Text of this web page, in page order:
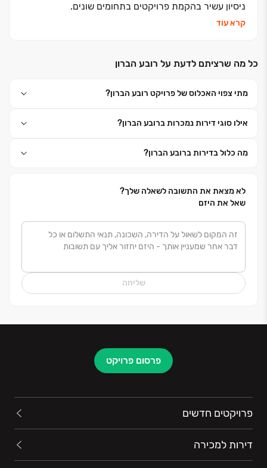
פרויקטים גדולים למגורים. הקו הייחודי, העיצוב המוקפד,
ניסיון עשיר בהקמת פרויקטים בתחומים שונים.
- מגורים והתחדשות עירונית
- מלונאות ובתי אבות
- מסחר משרדים ותעשייה
הקבוצה פעילה בפריסה ארצית והיא מתכננת ובונה אלפי
יחידות דיור. מוניטין הקבוצה נבנה לאורך שנים על ערכי
ללקוחותינו סטנדרט בנייה מתקדם ובלתי מתפשר תוך
שימת דגש על שירות ואיכות עמידה בזמנים והצבת הלקוח
ואיתנות פיננסית הפכו את הקבוצה למובילה בתחומה.
קרא עוד
כל מה שרציתם לדעת על רובע הברון
מתי צפוי האכלוס של פרויקט רובע הברון?
אילו סוגי דירות נמכרות ברובע הברון?
מה כלול בדירות ברובע הברון?
לא מצאת את התשובה לשאלה שלך?
שאל את היזם
שליחה
פרסום פרויקט
פרויקטים חדשים
דירות למכירה